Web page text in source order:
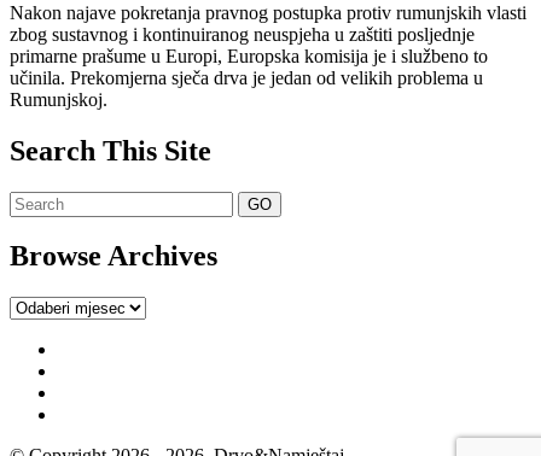
Nakon najave pokretanja pravnog postupka protiv rumunjskih vlasti
zbog sustavnog i kontinuiranog neuspjeha u zaštiti posljednje
primarne prašume u Europi, Europska komisija je i službeno to
učinila. Prekomjerna sječa drva je jedan od velikih problema u
Rumunjskoj.
Search This Site
Browse Archives
Browse